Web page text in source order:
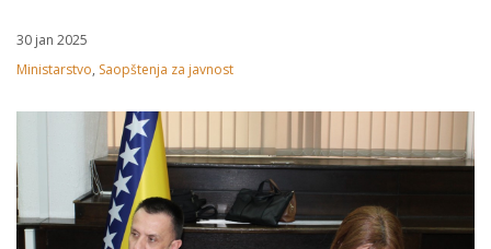
30 jan 2025
Ministarstvo, Saopštenja za javnost